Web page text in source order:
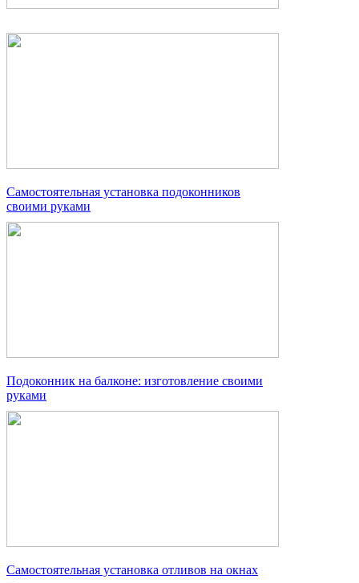
Самостоятельная установка подоконников
своими руками
Подоконник на балконе: изготовление своими
руками
Самостоятельная установка отливов на окнах